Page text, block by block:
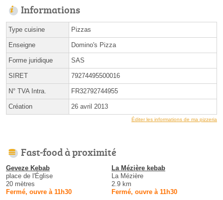
Informations
Type cuisine Pizzas
Enseigne Domino's Pizza
Forme juridique SAS
SIRET 79274495500016
N° TVA Intra. FR32792744955
Création 26 avril 2013
Éditer les informations de ma pizzeria
Fast-food à proximité
Geveze Kebab
place de l'Église
20 mètres
Fermé, ouvre à 11h30
La Mézière kebab
La Mézière
2.9 km
Fermé, ouvre à 11h30